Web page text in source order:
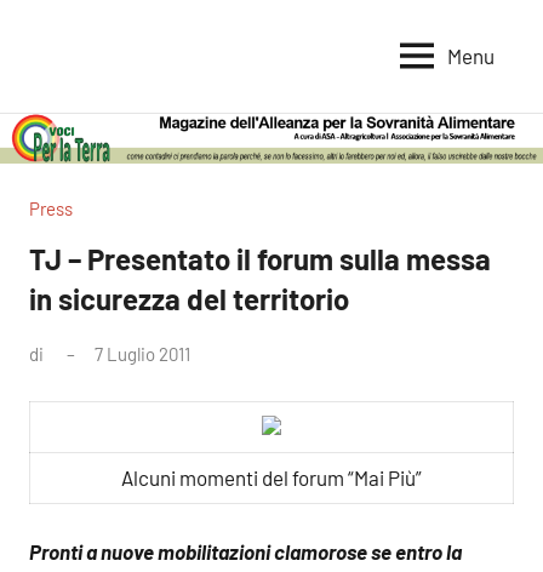
per
la
Terra
per
la
Alimentare
Menu
Press
TJ – Presentato il forum sulla messa
in sicurezza del territorio
di 7 Luglio 2011
Alcuni momenti del forum “Mai Più”
Pronti a nuove mobilitazioni clamorose se entro la